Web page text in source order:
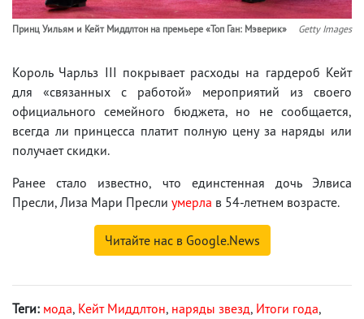
Принц Уильям и Кейт Миддлтон на премьере «Топ Ган: Мэверик» Getty Images
Король Чарльз III покрывает расходы на гардероб Кейт
для «связанных с работой» мероприятий из своего
официального семейного бюджета, но не сообщается,
всегда ли принцесса платит полную цену за наряды или
получает скидки.
Ранее стало известно, что единстенная дочь Элвиса
Пресли, Лиза Мари Пресли умерла в 54-летнем возрасте.
Читайте нас в Google.News
Теги: мода, Кейт Миддлтон, наряды звезд, Итоги года,